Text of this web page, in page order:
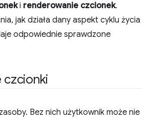
i renderowanie czcionek.
jak działa dany aspekt cyklu życia
odpowiednie sprawdzone
czcionki
Bez nich użytkownik może nie